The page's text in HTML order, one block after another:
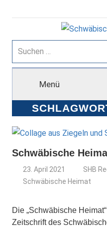
Inhalt
Suchen
nach:
Menü
Schwäbische
23. April 2021
SHB
Schwäbische Heimat
Die „Schwäbische
Zeitschrift des